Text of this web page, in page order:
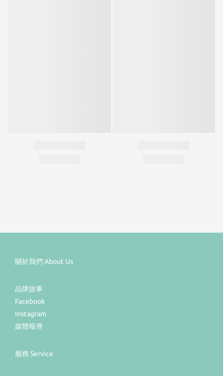
關於我們 About Us
品牌故事
Facebook
Instagram
媒體報導
服務 Service